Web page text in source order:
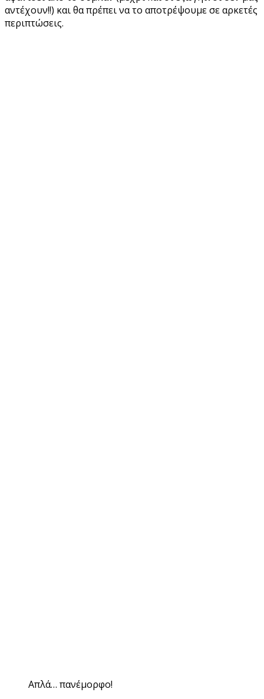
αντέχουν!!) και θα πρέπει να το αποτρέψουμε σε αρκετές
περιπτώσεις.
Απλά… πανέμορφο!